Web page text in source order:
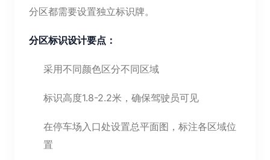
分区都需要设置独立标识牌。
分区标识设计要点：
采用不同颜色区分不同区域
标识高度1.8-2.2米，确保驾驶员可见
在停车场入口处设置总平面图，标注各区域位
置